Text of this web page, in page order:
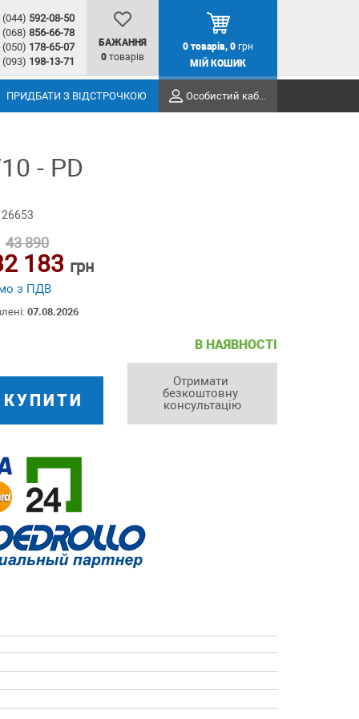
(044) 592-08-50
(068) 856-66-78
(050) 178-65-07
(093) 198-13-71
БАЖАННЯ
0 товарів
0 товарів, 0 грн
МІЙ КОШИК
ПРИДБАТИ З ВІДСТРОЧКОЮ Особистий кабінет
- PD
43 890
183 грн
з ПДВ
07.08.2026
КУПИТИ
В НАЯВНОСТІ
Отримати
безкоштовну
консультацію